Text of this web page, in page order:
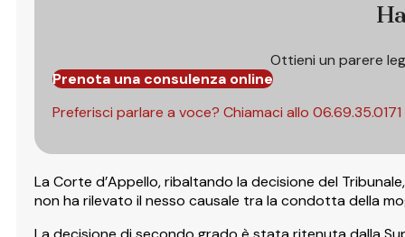
Ottieni un parere
Prenota una consulenza online
Preferisci parlare a voce? Chiamaci allo 06.69.35.0171
La Corte d’Appello, ribaltando la decisione del
non ha rilevato il nesso causale tra la condotta della